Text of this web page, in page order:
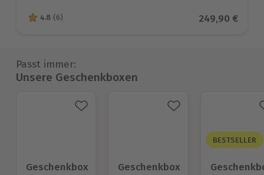
4.8 von 5 Sternen basierend auf 6 Bewertungen
4.8 (6) Aktueller
249,90 €
Passt immer:
Unsere Geschenkboxen
Geschenkbox
Geschenkbox
BESTSELLER